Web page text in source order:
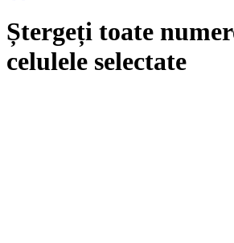
Ștergeți toate
celulele selectate